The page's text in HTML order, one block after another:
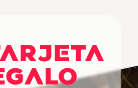
fiestas
de Maximum
semana, para
4 personas.
físico o